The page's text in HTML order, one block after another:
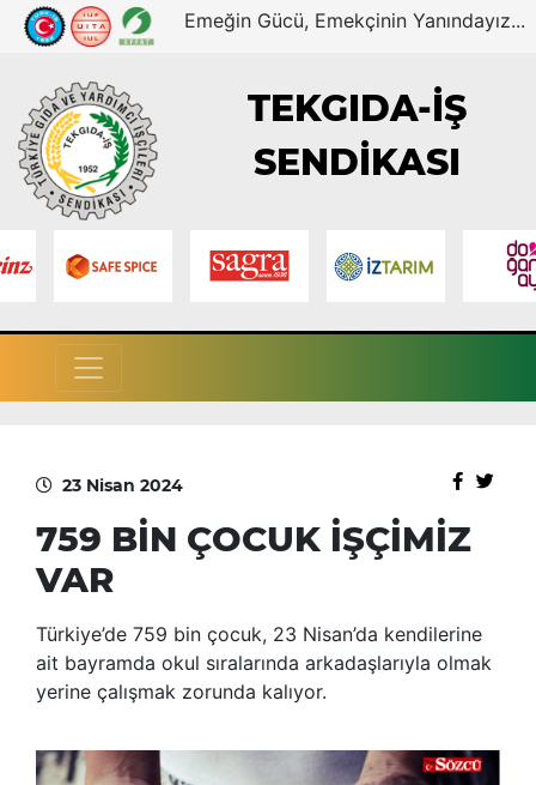
Emeğin Gücü, Emekçinin Yanındayız...
TEKGIDA-İŞ
SENDİKASI
23 Nisan 2024
759 BİN ÇOCUK İŞÇİMİZ
VAR
Türkiye’de 759 bin çocuk, 23 Nisan’da kendilerine
ait bayramda okul sıralarında arkadaşlarıyla olmak
yerine çalışmak zorunda kalıyor.